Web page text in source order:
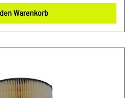
gewährleistet er eine lange
Leistung. Halten Sie Ihren
Sie: Um Fehlkäufe zu vermeiden,
uns vor Ihrer Bestellung
den Warenkorb